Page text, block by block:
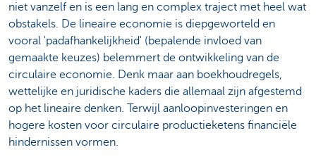
niet vanzelf en is een lang en complex traject met heel wat
obstakels. De lineaire economie is diepgeworteld en
vooral 'padafhankelijkheid' (bepalende invloed van
gemaakte keuzes) belemmert de ontwikkeling van de
circulaire economie. Denk maar aan boekhoudregels,
wettelijke en juridische kaders die allemaal zijn afgestemd
op het lineaire denken. Terwijl aanloopinvesteringen en
hogere kosten voor circulaire productieketens financiële
hindernissen vormen.